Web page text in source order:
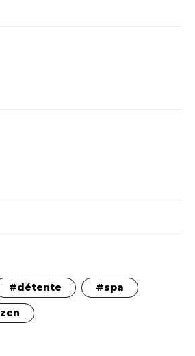
détente spa
zen